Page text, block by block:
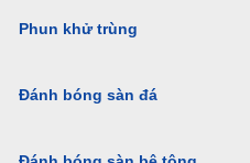
Phun khử trùng
Đánh bóng sàn đá